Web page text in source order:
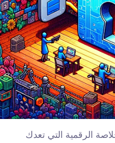
الرقمية التي تعدك